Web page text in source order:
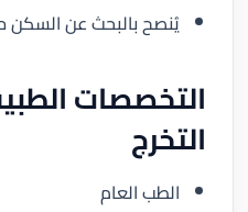
يُنصح بالبحث عن السكن
التخصصات
التخرج
الطب العام